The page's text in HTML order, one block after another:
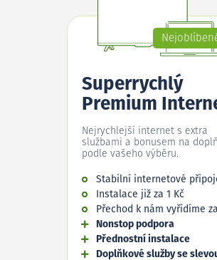
Superrychlý
Premium
Nejrychlejší internet s extra
službami a bonusem na
podle vašeho výběru.
Stabilní internetové
Instalace již za 1 Kč
Přechod k nám vyřídíme
Nonstop podpora
Přednostní instalace
Doplňkové služby se